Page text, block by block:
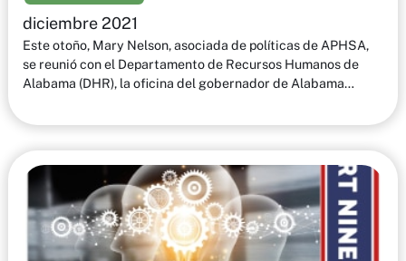
diciembre 2021
Este otoño, Mary Nelson, asociada de políticas de APHSA,
se reunió con el Departamento de Recursos Humanos de
Alabama (DHR), la oficina del gobernador de Alabama…